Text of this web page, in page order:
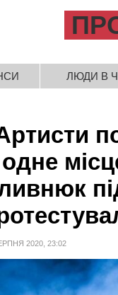
ЛЮДИ В
2020, 23:02